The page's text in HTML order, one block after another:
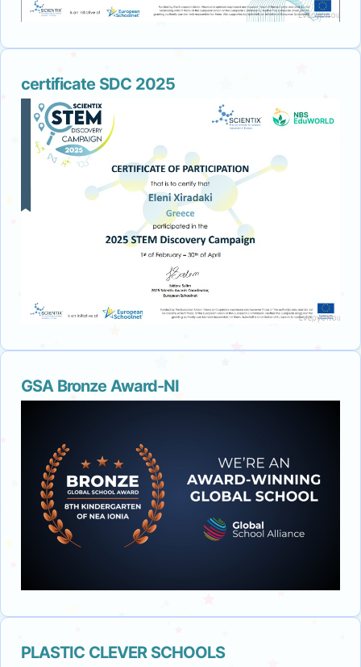
certificate SDC 2025
GSA Bronze Award-NI
PLASTIC CLEVER SCHOOLS